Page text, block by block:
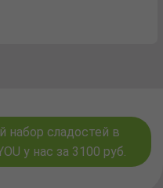
набор сладостей в
у нас за 3100 руб.